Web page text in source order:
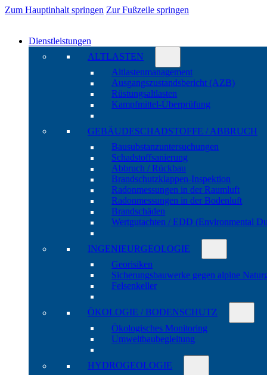
Zum Hauptinhalt springen Zur Fußzeile springen
Dienstleistungen
ALTLASTEN
Altlasten­manage­ment
Ausgangs­zustands­bericht (AZB)
Rüstungs­altlasten
Kampf­mittel-Über­prüfung
GEBÄUDE­SCHADSTOFFE / ABBRUCH
Bau­substanz­unter­suchungen
Schadstoff­sanierung
Abbruch / Rückbau
Brandschutz­klappen-Inspektion
Radon­messungen in der Raum­luft
Radon­messungen in der Boden­luft
Brand­schäden
Wert­gutachten / EDD (Environ­mental
INGENIEUR­GEOLOGIE
Geo­risiken
Sicherungs­bau­werke gegen alpine
Felsen­keller
ÖKOLOGIE / BODENSCHUTZ
Öko­logisches Moni­toring
Umwelt­bau­be­gleitung
HYDRO­GEOLOGIE